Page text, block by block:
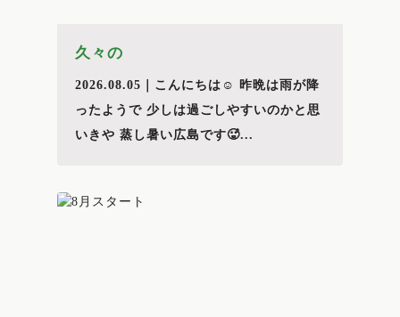
久々の
2026.08.05｜こんにちは☺️ 昨晩は雨が降
ったようで 少しは過ごしやすいのかと思
いきや 蒸し暑い広島です🥵...